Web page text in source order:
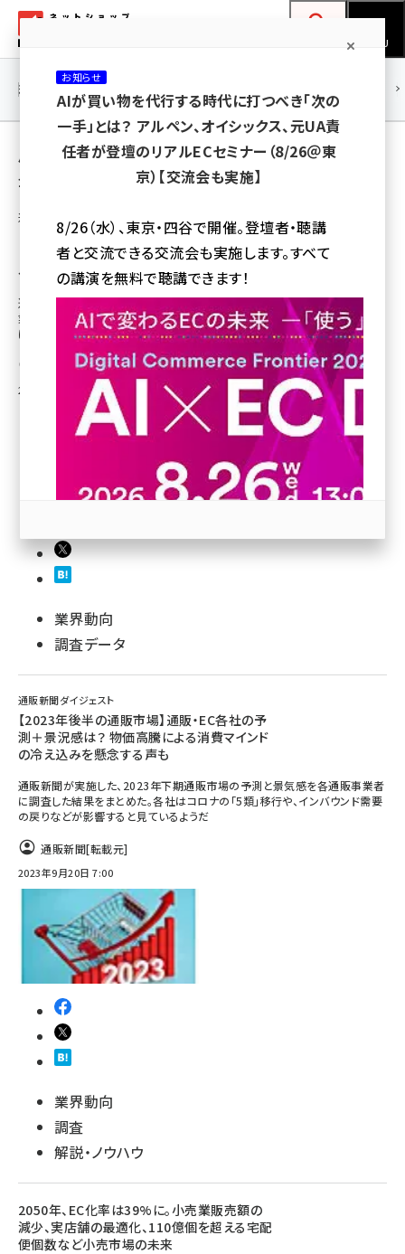
ン
ネットショップ担当者フォーラム
MENU
yahoo (1900)
楽天 (1871)
アスクル (1119)
base (1074)
ビィ・フォアード (773)
revico (739)
連載・特集 |
用語「消費動向」 が使われている記事の一覧
全 8 記事中 1 ～ 8 を表示中
通販新聞ダイジェスト
【2023年の通販市場予測】半数超が市場は
「拡大する」。足元の消費動向は「下がってい
る」が約6割
通販新聞社が実施した調査では、通販の市場予測で「拡大する」と回答した企
業の割合が半数超を占めた。アンケートの調査結果を踏まえて、今後の市場
について各社から寄せられた声をみていく
通販新聞[転載元]
2023年2月9日 6:30
業界動向
調査データ
通販新聞ダイジェスト
【2023年後半の通販市場】通販・EC各社の予
測＋景況感は？ 物価高騰による消費マインド
の冷え込みを懸念する声も
通販新聞が実施した、2023年下期通販市場の予測と景気感を各通販事業者
に調査した結果をまとめた。各社はコロナの「5類」移行や、インバウンド需要
の戻りなどが影響すると見ているようだ
通販新聞[転載元]
2023年9月20日 7:00
業界動向
調査
解説・ノウハウ
2050年、EC化率は39%に。小売業販売額の
減少、実店舗の最適化、110億個を超える宅配
便個数など小売市場の未来
お知らせ
AIが買い物を代行する時代に打つべき「次の
一手」とは？ アルペン、オイシックス、元UA責
任者が登壇のリアルECセミナー（8/26＠東
京）【交流会も実施】
8/26（水）、東京・四谷で開催。登壇者・聴講
者と交流できる交流会も実施します。すべて
の講演を無料で聴講できます！